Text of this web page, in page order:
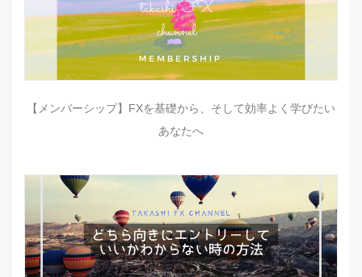
【メンバーシップ】FXを基礎から、そして効率よく学びたい
あなたへ